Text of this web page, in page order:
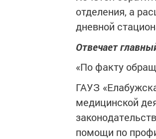
отделения, а
дневной
Отвечает
«По факту
ГАУЗ
медицинской
помощи по